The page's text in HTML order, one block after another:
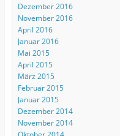
Dezember 2016
November 2016
April 2016
Januar 2016
Mai 2015
April 2015
März 2015
Februar 2015
Januar 2015
Dezember 2014
November 2014